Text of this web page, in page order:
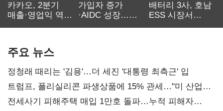
카카오, 2분기
매출·영업익 역대
가입자 증가
·AIDC 성장…
배터리 3사, 호남
ESS 시장서
주요 뉴스
정청래 때리는 '김용'…더 세진 '대통령 최측근' 입
트럼프, 폴리실리콘 파생상품에 15% 관세…"미 산업
재건"
전세사기 피해주택 매입 1만호 돌파…누적 피해자